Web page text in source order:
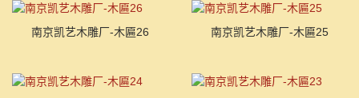
南京凯艺木雕厂-木匾26 南京凯艺木雕厂-木匾25